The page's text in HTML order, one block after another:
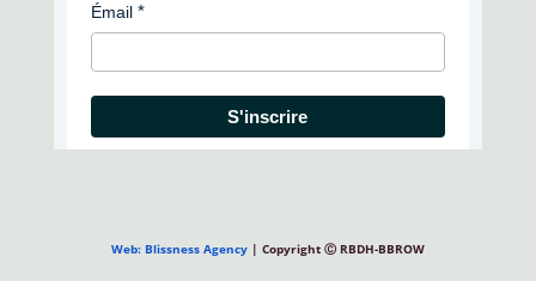
Émail
S'inscrire
Web: Blissness Agency| Copyright Ⓒ RBDH-BBROW